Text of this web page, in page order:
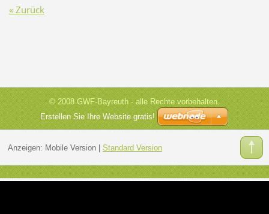
« Zurück
© 2008 GWF-Bayreuth - alle Rechte vorbehalten.
Erstellen Sie Ihre Website gratis!
Anzeigen: Mobile Version| Standard Version